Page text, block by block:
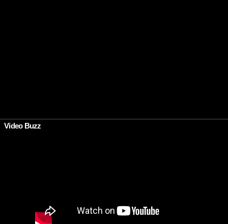
Video Buzz